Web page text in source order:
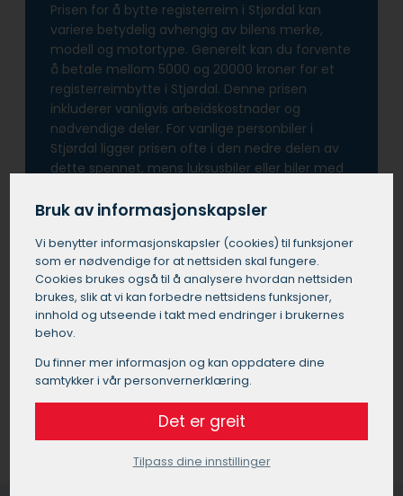
Prisen for å bytte registerreim i Stjørdal kan
variere betydelig avhengig av bilens merke,
modell og motortype. Generelt kan du forvente
å betale mellom 5000 og 20000 kroner for et
registerreimbytte i Stjørdal. Denne prisen
inkluderer vanligvis arbeidskostnader og
nødvendige deler. For vanlige personbiler i
Stjørdal ligger prisen ofte i den nedre delen av
dette spennet, mens luksusbiler eller biler med
verksteder i Stjørdal tilbyr pakkepriser som
vannpumpe sammen med registerreimen. Det
er verdt å merke seg at selv om prisen for å
bytte registerreim i Stjørdal kan virke høy, er det
viktig å vite at kostnaden for å ikke bytte være
mye høyere.
Få et tilbud fra et bilverksted
Bruk av informasjonskapsler
Vi benytter informasjons­kapsler (cookies) til funksjoner
som er nødvendige for at nettsiden skal fungere.
Cookies brukes også til å analysere hvordan nettsiden
brukes, slik at vi kan forbedre nettsidens funksjoner,
innhold og utseende i takt med endringer i brukernes
behov.
Du finner mer informasjon og kan oppdatere dine
samtykker i vår personvernerklæring.
Det er greit
Tilpass dine innstillinger